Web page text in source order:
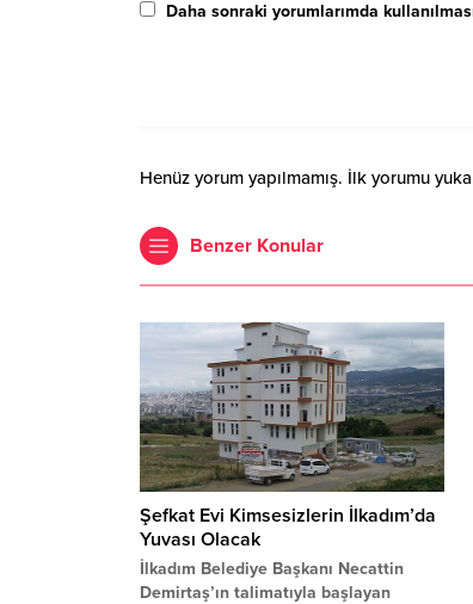
Daha sonraki yorumlarımda
Henüz yorum yapılmamış. İlk yorumu
Benzer Konular
Şefkat Evi Kimsesizlerin İlkadım’da
Yuvası Olacak
İlkadım Belediye Başkanı Necattin
Demirtaş’ın talimatıyla başlayan